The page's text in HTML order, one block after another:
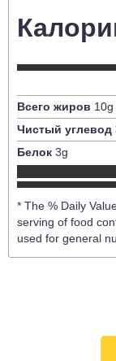
Всего жиров 10g
Чистый углевод
Белок 3g
* The % Daily
serving of food
used for general